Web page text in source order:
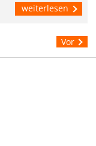
weiterlesen
Vor